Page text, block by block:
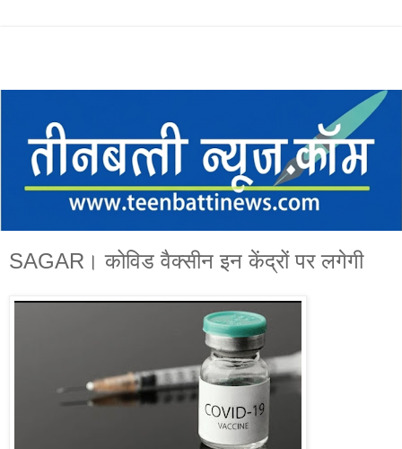
SAGAR। कोविड वैक्सीन इन केंद्रों पर लगेगी